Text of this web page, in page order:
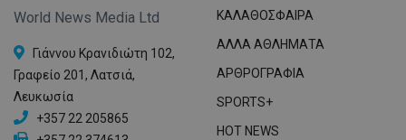
World News Media Ltd
Γιάννου Κρανιδιώτη 102,
Γραφείο 201, Λατσιά,
Λευκωσία
+357 22 205865
ΚΑΛΑΘΟΣΦΑΙΡΑ
ΑΛΛΑ ΑΘΛΗΜΑΤΑ
ΑΡΘΡΟΓΡΑΦΙΑ
SPORTS+
HOT NEWS